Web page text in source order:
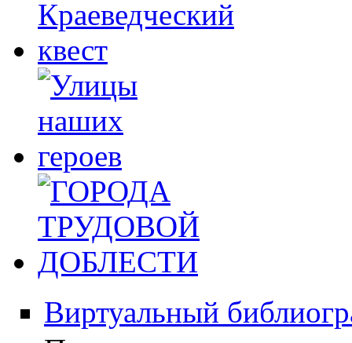
Виртуальный